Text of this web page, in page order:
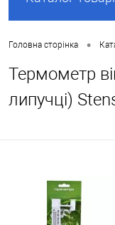
Головна сторінка •
Термометр
липучці)